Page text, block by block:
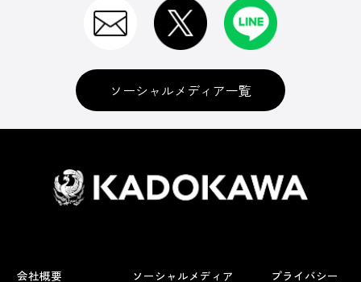
ソーシャルメディア一覧
会社概要 ソーシャルメディア プライバシー